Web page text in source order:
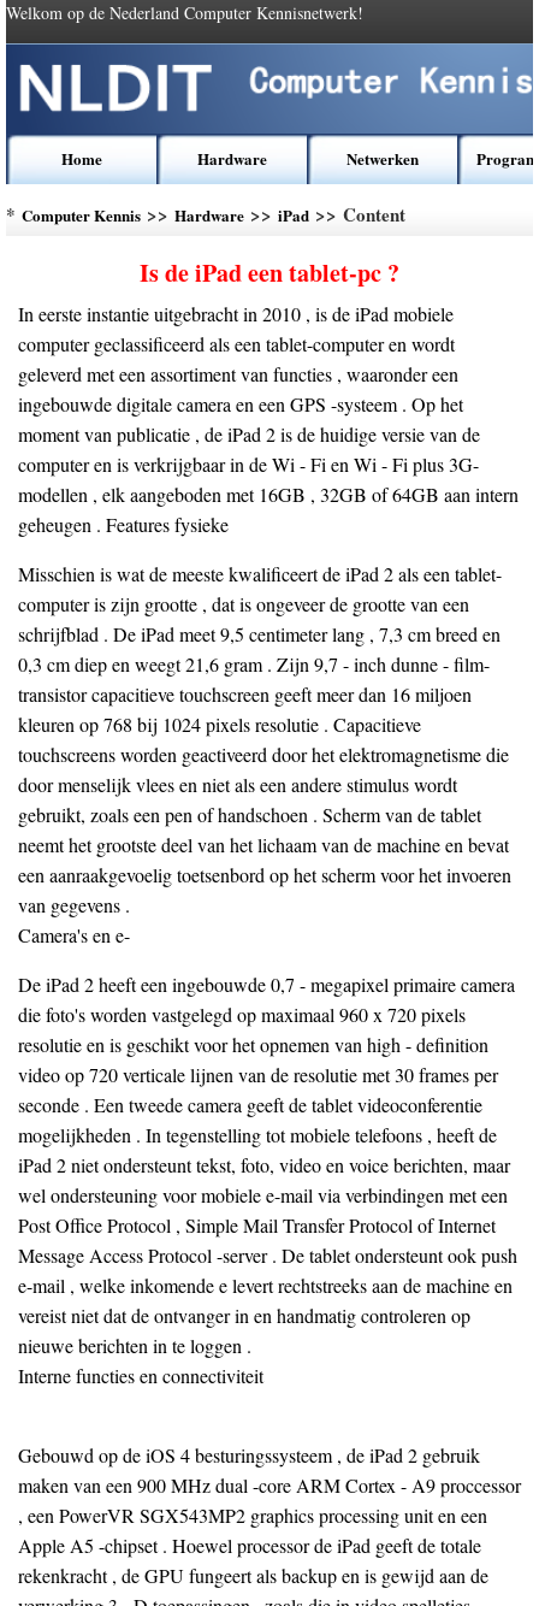
Welkom op de Nederland Computer Kennisnetwerk!
Home Hardware Netwerken
* Computer Kennis >> Hardware >> iPad >> Content
Is de iPad een tablet-pc ?
In eerste instantie uitgebracht in 2010 , is de iPad mobiele
computer geclassificeerd als een tablet-computer en wordt
geleverd met een assortiment van functies , waaronder een
ingebouwde digitale camera en een GPS -systeem . Op het
moment van publicatie , de iPad 2 is de huidige versie van de
computer en is verkrijgbaar in de Wi - Fi en Wi - Fi plus 3G-
modellen , elk aangeboden met 16GB , 32GB of 64GB aan intern
geheugen . Features fysieke
Misschien is wat de meeste kwalificeert de iPad 2 als een tablet-
computer is zijn grootte , dat is ongeveer de grootte van een
schrijfblad . De iPad meet 9,5 centimeter lang , 7,3 cm breed en
0,3 cm diep en weegt 21,6 gram . Zijn 9,7 - inch dunne - film-
transistor capacitieve touchscreen geeft meer dan 16 miljoen
kleuren op 768 bij 1024 pixels resolutie . Capacitieve
touchscreens worden geactiveerd door het elektromagnetisme die
door menselijk vlees en niet als een andere stimulus wordt
gebruikt, zoals een pen of handschoen . Scherm van de tablet
neemt het grootste deel van het lichaam van de machine en bevat
een aanraakgevoelig toetsenbord op het scherm voor het invoeren
van gegevens .
Camera's en e-
De iPad 2 heeft een ingebouwde 0,7 - megapixel primaire camera
die foto's worden vastgelegd op maximaal 960 x 720 pixels
resolutie en is geschikt voor het opnemen van high - definition
video op 720 verticale lijnen van de resolutie met 30 frames per
seconde . Een tweede camera geeft de tablet videoconferentie
mogelijkheden . In tegenstelling tot mobiele telefoons , heeft de
iPad 2 niet ondersteunt tekst, foto, video en voice berichten, maar
wel ondersteuning voor mobiele e-mail via verbindingen met een
Post Office Protocol , Simple Mail Transfer Protocol of Internet
Message Access Protocol -server . De tablet ondersteunt ook push
e-mail , welke inkomende e levert rechtstreeks aan de machine en
vereist niet dat de ontvanger in en handmatig controleren op
nieuwe berichten in te loggen .
Interne functies en connectiviteit
Gebouwd op de iOS 4 besturingssysteem , de iPad 2 gebruik
maken van een 900 MHz dual -core ARM Cortex - A9 proccessor
, een PowerVR SGX543MP2 graphics processing unit en een
Apple A5 -chipset . Hoewel processor de iPad geeft de totale
rekenkracht , de GPU fungeert als backup en is gewijd aan de